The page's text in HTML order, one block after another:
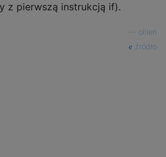
z pierwszą instrukcją if).
ollien
źródło